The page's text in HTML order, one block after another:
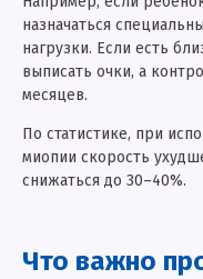
назначаться
нагрузки. Если есть
выписать очки, а
месяцев.
По статистике, при
миопии скорость
снижаться до 30–40%.
Что важно